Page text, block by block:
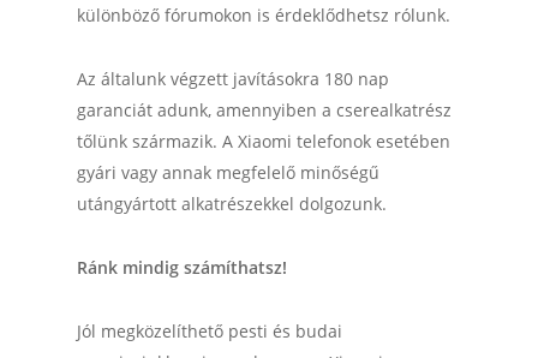
különböző fórumokon is érdeklődhetsz rólunk.
Az általunk végzett javításokra 180 nap
garanciát adunk, amennyiben a cserealkatrész
tőlünk származik. A Xiaomi telefonok esetében
gyári vagy annak megfelelő minőségű
utángyártott alkatrészekkel dolgozunk.
Ránk mindig számíthatsz!
Jól megközelíthető pesti és budai